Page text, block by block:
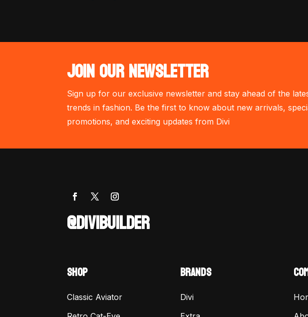
JOIN OUR NEWSLETTER
Sign up for our exclusive newsletter and stay ahead of the
trends in fashion. Be the first to know about new arrivals,
promotions, and exciting updates from Divi
@DIVIBUILDER
SHOP
Classic Aviator
BRANDS
Divi